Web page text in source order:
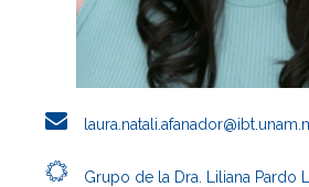
Grupo de la Dra. Liliana Pardo